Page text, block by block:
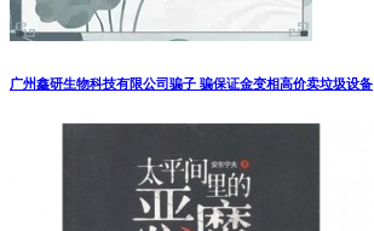
广州鑫研生物科技有限公司骗子 骗保证金变相高价卖垃圾设备